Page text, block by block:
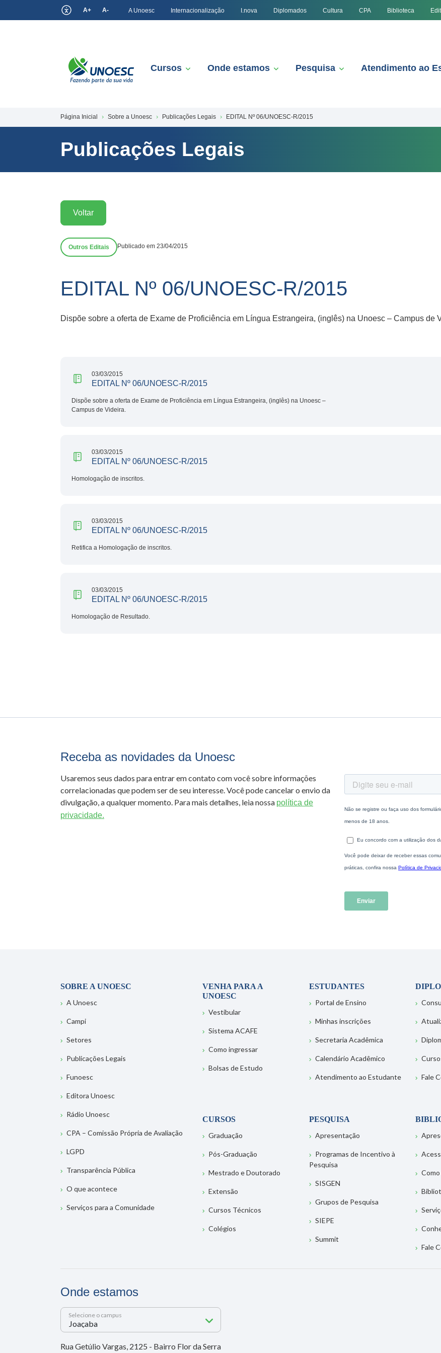
A+ A- A Unoesc Internacionalização I.nova Diplomados Cultura CPA Biblioteca
Cursos Onde estamos Pesquisa Atendimento ao
Página Inicial Sobre a Unoesc Publicações Legais EDITAL Nº 06/UNOESC-R/2015
Publicações Legais
Voltar
Outros Editais Publicado em 23/04/2015
EDITAL Nº 06/UNOESC-R/2015
Dispõe sobre a oferta de Exame de Proficiência em Língua Estrangeira, (inglês) na Unoesc – Campus de
03/03/2015
EDITAL Nº 06/UNOESC-R/2015
Dispõe sobre a oferta de Exame de Proficiência em Língua Estrangeira, (inglês) na Unoesc –
Campus de Videira.
03/03/2015
EDITAL Nº 06/UNOESC-R/2015
Homologação de inscritos.
03/03/2015
EDITAL Nº 06/UNOESC-R/2015
Retifica a Homologação de inscritos.
03/03/2015
EDITAL Nº 06/UNOESC-R/2015
Homologação de Resultado.
Receba as novidades da Unoesc
Usaremos seus dados para entrar em contato com você sobre informações
correlacionadas que podem ser de seu interesse. Você pode cancelar o envio da
divulgação, a qualquer momento. Para mais detalhes, leia nossa política de
privacidade.
SOBRE A UNOESC
A Unoesc
Campi
Setores
Publicações Legais
Funoesc
Editora Unoesc
Rádio Unoesc
CPA – Comissão Própria de Avaliação
LGPD
Transparência Pública
O que acontece
Serviços para a Comunidade
VENHA PARA A
UNOESC
Vestibular
Sistema ACAFE
Como ingressar
Bolsas de Estudo
ESTUDANTES
Portal de Ensino
Minhas inscrições
Secretaria Acadêmica
Calendário Acadêmico
Atendimento ao Estudante Fale
CURSOS
Graduação
Pós-Graduação
Mestrado e Doutorado
Extensão
Cursos Técnicos
Colégios
PESQUISA
Apresentação
Programas de Incentivo à
Pesquisa
SISGEN
Grupos de Pesquisa
SIEPE
Summit
Fale
Onde estamos
Selecione o campus
Rua Getúlio Vargas, 2125 - Bairro Flor da Serra